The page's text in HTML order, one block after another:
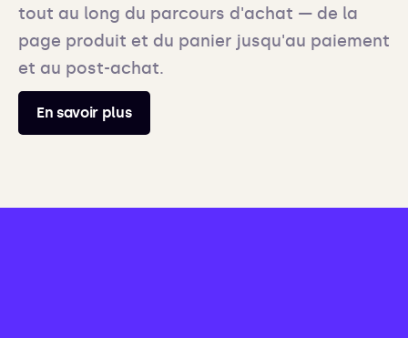
tout au long du parcours d'achat — de la
page produit et du panier jusqu'au paiement
et au post-achat.
En savoir plus